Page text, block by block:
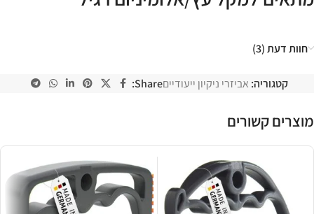
חוות דעת (3)
קטגוריה: אביזרי ניקיון ייעודייםShare:
מוצרים קשורים